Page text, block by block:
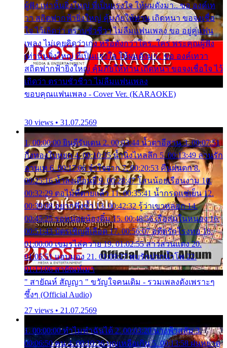
ผู้ฟัง เท่านั้นยิ่งใหญ่ ที่เป็นแรงใจ ให้ผมดังมา.. ขอ องค์เท
วา สถิตฟากฟ้ายิ่งใหญ่ คุ้มภัยให้ท่าน เถิดหนา ขอจงเชื่อ
ใจ ไว้เถิดว่า ตราบชั่วชีวา ไม่ลืมแฟนเพลง ขอ อยู่คู่แฟน
เพลง ไม่เคยคิดว่าเก่ง หรือดังกว่าใคร..ใคร พระคุณผู้ฟัง
เท่านั้นยิ่งใหญ่ ที่เป็นแรงใจ ให้ผมดังมา.. ขอ องค์เทวา
สถิตฟากฟ้ายิ่งใหญ่ คุ้มภัยให้ท่าน เถิดหนา ขอจงเชื่อใจ ไว้
เถิดว่า ตราบชั่วชีวา ไม่ลืมแฟนเพลง
ขอบคุณแฟนเพลง - Cover Ver. (KARAOKE)
30 views • 31.07.2569
1. 00:00:00 ยินดีรับเดน 2. 00:03:44 น้ำตาอีสาน 3. 00:07:51
กิ่งทองใบหยก 4. 00:10:35 น้ำนิ่งไหลลึก 5. 00:13:49 ลานรัก
ลานเท 6. 00:17:06 จำใจจาก 7. 00:20:53 คืนฝนตก 8.
00:25:16 น้ำลงเดือนยี่ 9. 00:28:47 โสนน้อยเรือนงาม 10.
00:32:29 ตอไม้ที่ตายแล้ว 11. 00:35:41 น้ำกรดแช่เย็น 12.
00:39:08 อยากฟังซ้ำ 13. 00:42:32 รู้ว่าเขาหลอก 14.
00:45:25 รอหน่อยน้องติ๋ม 15. 00:48:56 เรือล่มในหนอง 16.
00:51:43 บัตรเชิญสีเลือด 17. 00:56:07 อดีตรักโรงทอ 18.
01:00:00 เขมรไล่ควาย 19. 01:02:55 สาวสวนแตง 20.
01:05:51 แอบมอง 21. 01:09:27 พบรักปากน้ำโพ 22.
01:13:06 สายัณห์เมา
" สายัณห์ สัญญา " ขวัญใจคนเดิม - รวมเพลงดังเพราะๆ
ซึ้งๆ (Official Audio)
27 views • 21.07.2569
1. 00:00:00 ทำไมทำฉันได้ 2. 00:03:20 นางฟ้าสลัม 3.
00:06:50 คน 4. 00:10:36 บุญเหลือเกิน 5. 00:13:58 ฝนหยาด